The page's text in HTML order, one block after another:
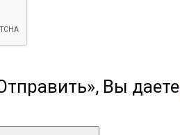
Вы даете